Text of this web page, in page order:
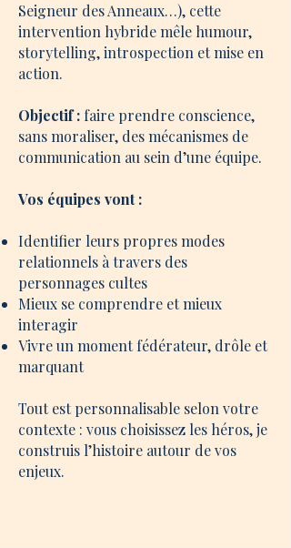
Seigneur des Anneaux…), cette
intervention hybride mêle humour,
storytelling, introspection et mise en
action.
Objectif : faire prendre conscience,
sans moraliser, des mécanismes de
communication au sein d’une équipe.
Vos équipes vont :
Identifier leurs propres modes
relationnels à travers des
personnages cultes
Mieux se comprendre et mieux
interagir
Vivre un moment fédérateur, drôle et
marquant
Tout est personnalisable selon votre
contexte : vous choisissez les héros, je
construis l’histoire autour de vos
enjeux.